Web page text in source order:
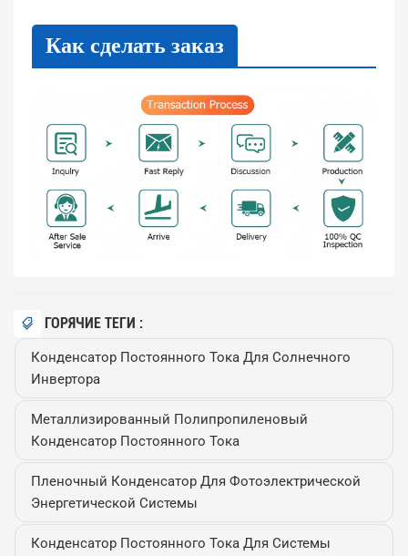
Как сделать заказ
ГОРЯЧИЕ ТЕГИ :
Конденсатор Постоянного Тока Для Солнечного
Инвертора
Металлизированный Полипропиленовый
Конденсатор Постоянного Тока
Пленочный Конденсатор Для Фотоэлектрической
Энергетической Системы
Конденсатор Постоянного Тока Для Системы